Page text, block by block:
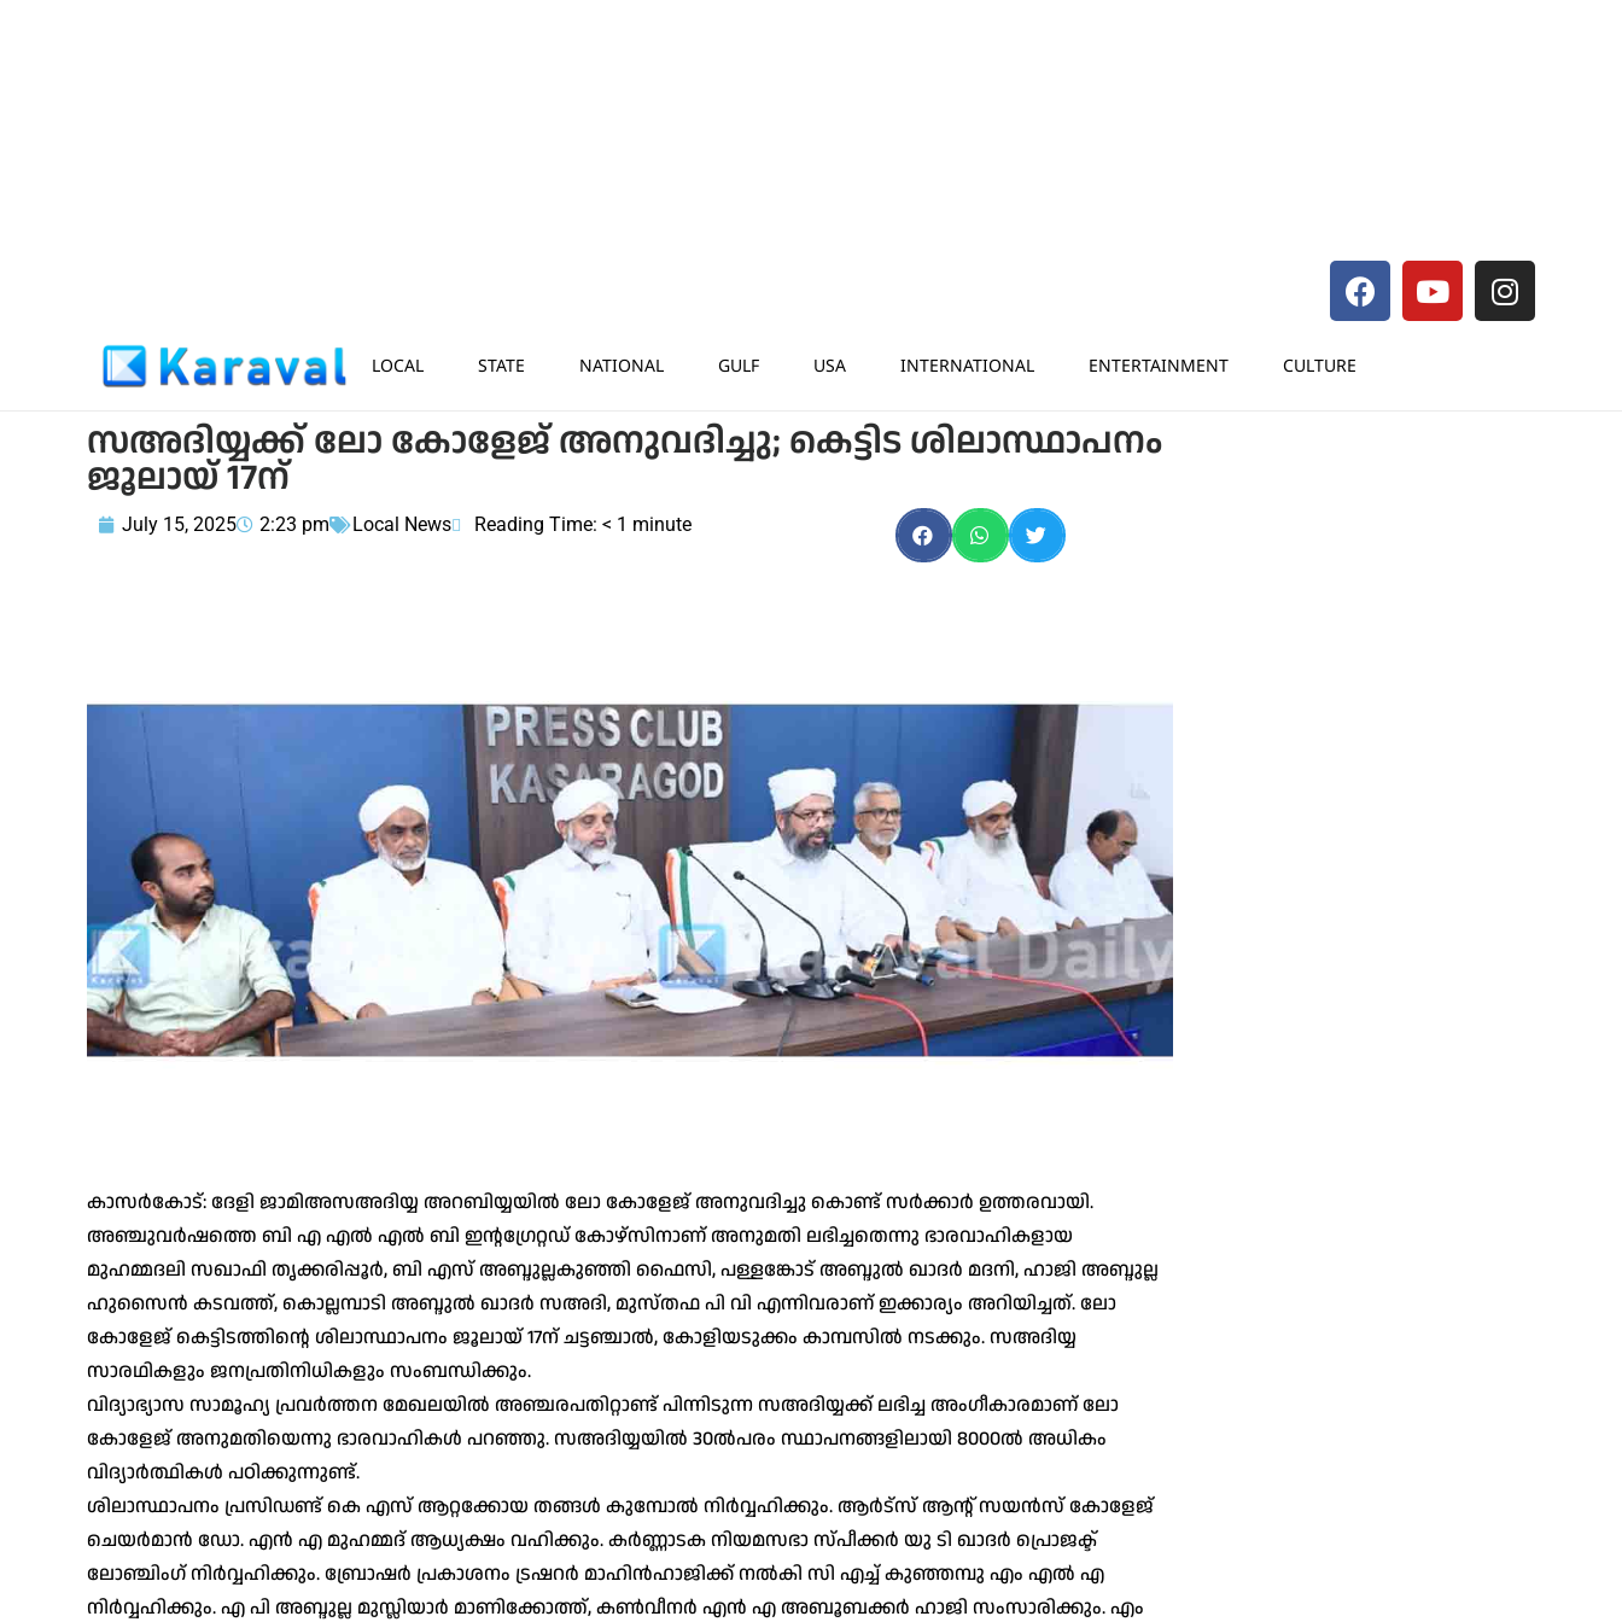
LOCAL STATE NATIONAL GULF USA INTERNATIONAL ENTERTAINMENT CULTURE
സഅദിയ്യക്ക് ലോ കോളേജ് അനുവദിച്ചു; കെട്ടിട ശിലാസ്ഥാപനം
ജൂലായ് 17ന്
July 15, 2025 2:23 pm Local News Reading Time: < 1 minute
കാസര്‍കോട്: ദേളി ജാമിഅസഅദിയ്യ അറബിയ്യയില്‍ ലോ കോളേജ് അനുവദിച്ചു കൊണ്ട് സര്‍ക്കാര്‍ ഉത്തരവായി.
അഞ്ചുവര്‍ഷത്തെ ബി എ എല്‍ എല്‍ ബി ഇന്റഗ്രേറ്റഡ് കോഴ്‌സിനാണ് അനുമതി ലഭിച്ചതെന്നു ഭാരവാഹികളായ
മുഹമ്മദലി സഖാഫി തൃക്കരിപ്പൂര്‍, ബി എസ് അബ്ദുല്ലകുഞ്ഞി ഫൈസി, പള്ളങ്കോട് അബ്ദുല്‍ ഖാദര്‍ മദനി, ഹാജി അബ്ദുല്ല
ഹുസൈന്‍ കടവത്ത്, കൊല്ലമ്പാടി അബ്ദുല്‍ ഖാദര്‍ സഅദി, മുസ്തഫ പി വി എന്നിവരാണ് ഇക്കാര്യം അറിയിച്ചത്. ലോ
കോളേജ് കെട്ടിടത്തിന്റെ ശിലാസ്ഥാപനം ജൂലായ് 17ന് ചട്ടഞ്ചാല്‍, കോളിയടുക്കം കാമ്പസില്‍ നടക്കും. സഅദിയ്യ
സാരഥികളും ജനപ്രതിനിധികളും സംബന്ധിക്കും.
വിദ്യാഭ്യാസ സാമൂഹ്യ പ്രവര്‍ത്തന മേഖലയില്‍ അഞ്ചരപതിറ്റാണ്ട് പിന്നിടുന്ന സഅദിയ്യക്ക് ലഭിച്ച അംഗീകാരമാണ് ലോ
കോളേജ് അനുമതിയെന്നു ഭാരവാഹികള്‍ പറഞ്ഞു. സഅദിയ്യയില്‍ 30ല്‍പരം സ്ഥാപനങ്ങളിലായി 8000ല്‍ അധികം
വിദ്യാര്‍ത്ഥികള്‍ പഠിക്കുന്നുണ്ട്.
ശിലാസ്ഥാപനം പ്രസിഡണ്ട് കെ എസ് ആറ്റക്കോയ തങ്ങള്‍ കുമ്പോല്‍ നിര്‍വ്വഹിക്കും. ആര്‍ട്‌സ് ആന്റ് സയന്‍സ് കോളേജ്
ചെയര്‍മാന്‍ ഡോ. എന്‍ എ മുഹമ്മദ് ആധ്യക്ഷം വഹിക്കും. കര്‍ണ്ണാടക നിയമസഭാ സ്പീക്കര്‍ യു ടി ഖാദര്‍ പ്രൊജക്ട്
ലോഞ്ചിംഗ് നിര്‍വ്വഹിക്കും. ബ്രോഷര്‍ പ്രകാശനം ട്രഷറര്‍ മാഹിന്‍ഹാജിക്ക് നല്‍കി സി എച്ച് കുഞ്ഞമ്പു എം എല്‍ എ
നിര്‍വ്വഹിക്കും. എ പി അബ്ദുല്ല മുസ്ലിയാര്‍ മാണിക്കോത്ത്, കണ്‍വീനര്‍ എന്‍ എ അബൂബക്കര്‍ ഹാജി സംസാരിക്കും. എം